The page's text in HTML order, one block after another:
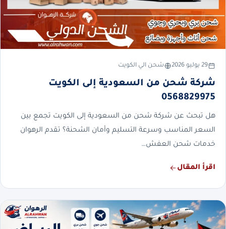
29 يوليو 2026 شحن الي الكويت
شركة شحن من السعودية إلى الكويت
0568829975
هل تبحث عن شركة شحن من السعودية إلى الكويت تجمع بين
السعر المناسب وسرعة التسليم وأمان الشحنة؟ تقدم الرهوان
خدمات شحن العفش…
اقرأ المقال